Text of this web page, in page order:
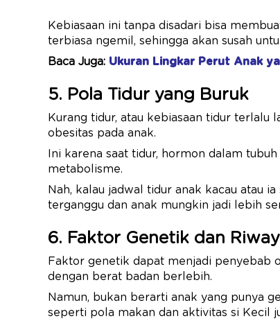
Kebiasaan ini tanpa disadari bisa
terbiasa ngemil, sehingga akan susah
Baca Juga: Ukuran Lingkar Perut Anak
5. Pola Tidur yang Buruk
Kurang tidur, atau kebiasaan tidur terlalu
obesitas pada anak.
Ini karena saat tidur, hormon dalam
metabolisme.
Nah, kalau jadwal tidur anak kacau atau
terganggu dan anak mungkin jadi lebih
6. Faktor Genetik dan
Faktor genetik dapat menjadi penyebab
dengan berat badan berlebih.
Namun, bukan berarti anak yang punya
seperti pola makan dan aktivitas si Kecil